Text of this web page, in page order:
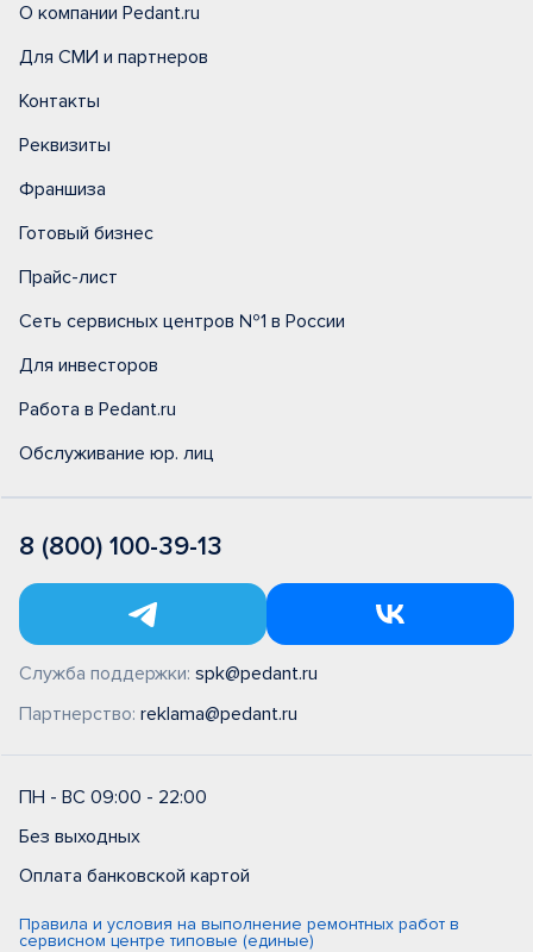
О компании Pedant.ru
Для СМИ и партнеров
Контакты
Реквизиты
Франшиза
Готовый бизнес
Прайс-лист
Сеть сервисных центров №1 в России
Для инвесторов
Работа в Pedant.ru
Обслуживание юр. лиц
8 (800) 100-39-13
Служба поддержки: spk@pedant.ru
Партнерство: reklama@pedant.ru
ПН - ВС 09:00 - 22:00
Без выходных
Оплата банковской картой
Правила и условия на выполнение ремонтных работ в
сервисном центре типовые (единые)